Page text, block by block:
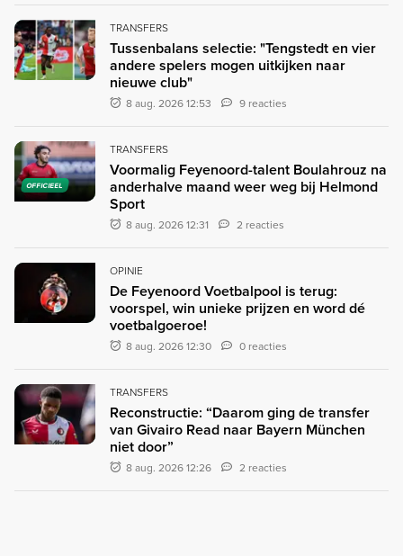
TRANSFERS
Tussenbalans selectie: "Tengstedt en vier
andere spelers mogen uitkijken naar
nieuwe club"
8 aug. 2026 12:53 9 reacties
OFFICIEEL
TRANSFERS
Voormalig Feyenoord-talent Boulahrouz na
anderhalve maand weer weg bij Helmond
Sport
8 aug. 2026 12:31 2 reacties
OPINIE
De Feyenoord Voetbalpool is terug:
voorspel, win unieke prijzen en word dé
voetbalgoeroe!
8 aug. 2026 12:30 0 reacties
TRANSFERS
Reconstructie: “Daarom ging de transfer
van Givairo Read naar Bayern München
niet door”
8 aug. 2026 12:26 2 reacties